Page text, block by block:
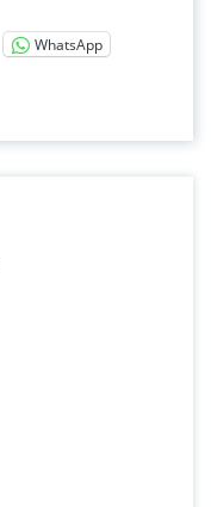
WhatsApp